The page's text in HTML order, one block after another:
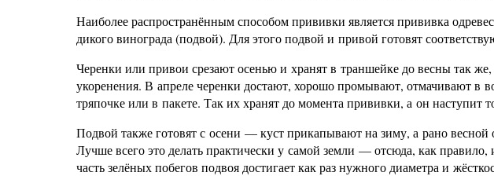
Наиболее распространённым способом прививки является прививка
дикого винограда (подвой). Для этого подвой и привой готовят
Черенки или привои срезают осенью и хранят в траншейке до весны так
укоренения. В апреле черенки достают, хорошо промывают, отмачивают в
тряпочке или в пакете. Так их хранят до момента прививки, а он наступит
Подвой также готовят с осени — куст прикапывают на зиму, а рано весной
Лучше всего это делать практически у самой земли — отсюда, как
часть зелёных побегов подвоя достигает как раз нужного диаметра и